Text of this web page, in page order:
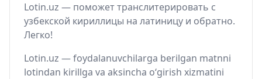
Lotin.uz — поможет транслитерировать с
узбекской кириллицы на латиницу и обратно.
Легко!
Lotin.uz — foydalanuvchilarga berilgan matnni
lotindan kirillga va aksincha o‘girish xizmatini